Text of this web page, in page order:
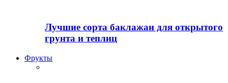
Лучшие сорта баклажан для открытого
грунта и теплиц
Фрукты